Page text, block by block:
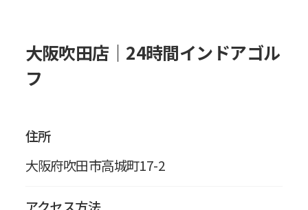
大阪吹田店｜24時間インドアゴル
フ
住所
大阪府吹田市高城町17-2